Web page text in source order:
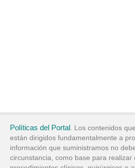
Políticas del Portal . Los contenidos
están dirigidos fundamentalmente a
información que suministramos no
circunstancia, como base para realizar